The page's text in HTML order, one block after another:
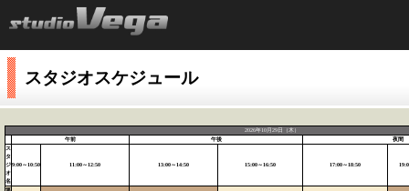
スタジオスケジュール
2026年10月29日（木）
午前
午後
夜間
ス
タ
ジ
オ
名
9:00～10:50 11:00～12:50 13:00～14:50 15:00～16:50 17:00～18:50